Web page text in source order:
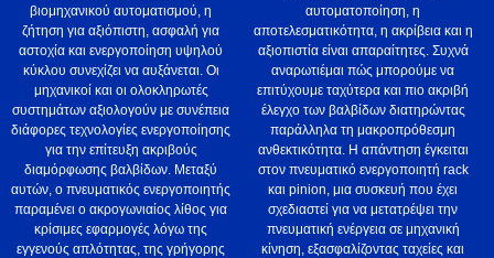
βιομηχανικού αυτοματισμού, η
ζήτηση για αξιόπιστη, ασφαλή για
αστοχία και ενεργοποίηση υψηλού
κύκλου συνεχίζει να αυξάνεται. Οι
μηχανικοί και οι ολοκληρωτές
συστημάτων αξιολογούν με συνέπεια
διάφορες τεχνολογίες ενεργοποίησης
για την επίτευξη ακριβούς
διαμόρφωσης βαλβίδων. Μεταξύ
αυτών, ο πνευματικός ενεργοποιητής
παραμένει ο ακρογωνιαίος λίθος για
κρίσιμες εφαρμογές λόγω της
εγγενούς απλότητας, της γρήγορης
αυτοματοποίηση, η
αποτελεσματικότητα, η ακρίβεια και η
αξιοπιστία είναι απαραίτητες. Συχνά
αναρωτιέμαι πώς μπορούμε να
επιτύχουμε ταχύτερα και πιο ακριβή
έλεγχο των βαλβίδων διατηρώντας
παράλληλα τη μακροπρόθεσμη
ανθεκτικότητα. Η απάντηση έγκειται
στον πνευματικό ενεργοποιητή rack
και pinion, μια συσκευή που έχει
σχεδιαστεί για να μετατρέψει την
πνευματική ενέργεια σε μηχανική
κίνηση, εξασφαλίζοντας ταχείες και